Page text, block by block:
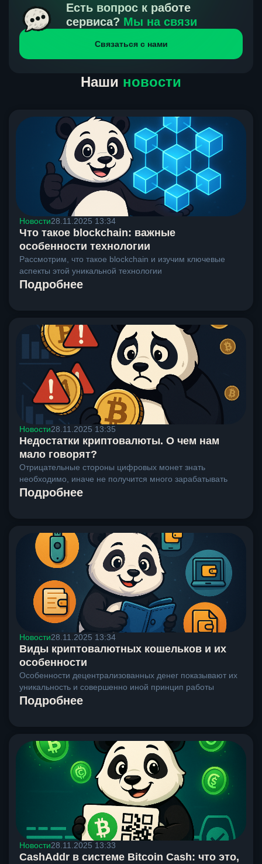
получения нами средств от тебя, а на другой части
направлений курс, указанный на сайте, является
окончательным. Если сомневаешься, напиши в онлайн-
чат на сайте, мы поможем разобраться.
Есть вопрос к работе
сервиса? Мы на связи
Связаться с нами
Наши новости
Новости28.11.2025 13:34
Что такое blockchain: важные
особенности технологии
Рассмотрим, что такое blockchain и изучим ключевые
аспекты этой уникальной технологии
Подробнее
Новости28.11.2025 13:35
Недостатки криптовалюты. О чем нам
мало говорят?
Отрицательные стороны цифровых монет знать
необходимо, иначе не получится много зарабатывать
Подробнее
Новости28.11.2025 13:34
Виды криптовалютных кошельков и их
особенности
Особенности децентрализованных денег показывают их
уникальность и совершенно иной принцип работы
Подробнее
Новости28.11.2025 13:33
CashAddr в системе Bitcoin Cash: что это,